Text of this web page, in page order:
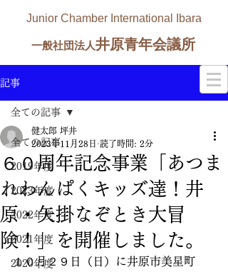
Junior Chamber International Ibara
一般社団法人井原青年会議所
記事
全ての記事
2019年度
2023年度
2022年度
2021年度
2020年度
全ての記事
６０周年記念事業「あつま
れわんぱくキッズ達！井
原・矢掛なぞとき大冒
険！」を開催しました。
健太郎 坪井
2023年11月28日 読了時間: 2分
１０月２９日（日）に井原市美星町